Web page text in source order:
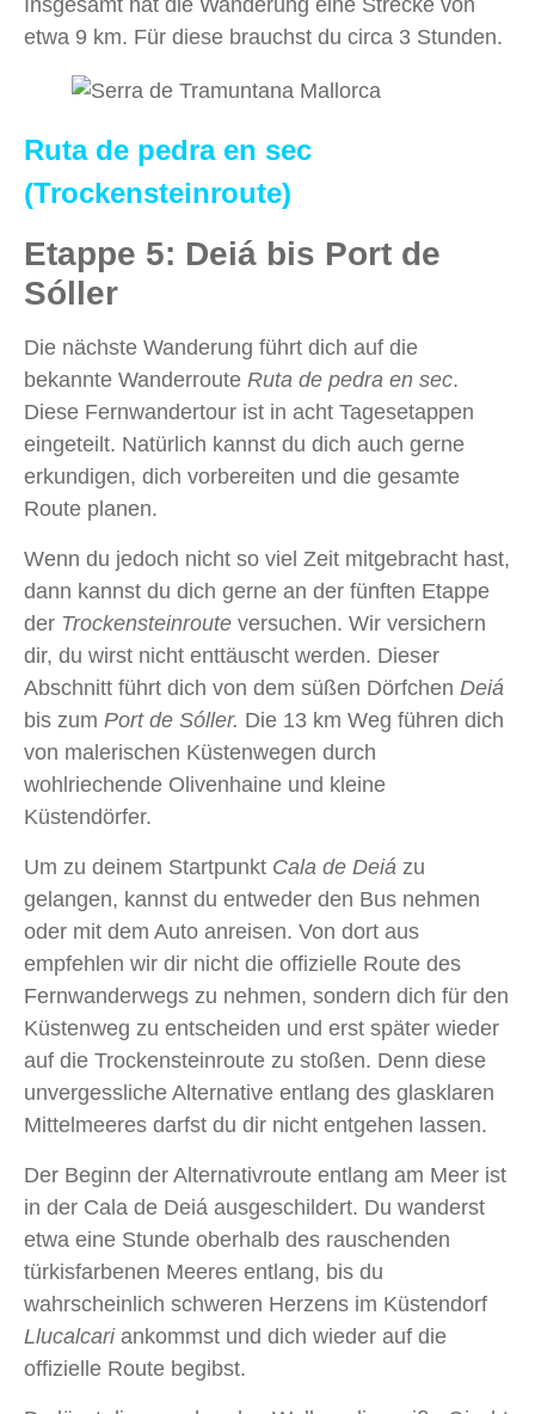
Insgesamt hat die Wanderung eine Strecke von
etwa 9 km. Für diese brauchst du circa 3 Stunden.
Ruta de pedra en sec
(Trockensteinroute)
Etappe 5: Deiá bis Port de
Sóller
Die nächste Wanderung führt dich auf die
bekannte Wanderroute Ruta de pedra en sec.
Diese Fernwandertour ist in acht Tagesetappen
eingeteilt. Natürlich kannst du dich auch gerne
erkundigen, dich vorbereiten und die gesamte
Route planen.
Wenn du jedoch nicht so viel Zeit mitgebracht hast,
dann kannst du dich gerne an der fünften Etappe
der Trockensteinroute versuchen. Wir versichern
dir, du wirst nicht enttäuscht werden. Dieser
Abschnitt führt dich von dem süßen Dörfchen Deiá
bis zum Port de Sóller. Die 13 km Weg führen dich
von malerischen Küstenwegen durch
wohlriechende Olivenhaine und kleine
Küstendörfer.
Um zu deinem Startpunkt Cala de Deiá zu
gelangen, kannst du entweder den Bus nehmen
oder mit dem Auto anreisen. Von dort aus
empfehlen wir dir nicht die offizielle Route des
Fernwanderwegs zu nehmen, sondern dich für den
Küstenweg zu entscheiden und erst später wieder
auf die Trockensteinroute zu stoßen. Denn diese
unvergessliche Alternative entlang des glasklaren
Mittelmeeres darfst du dir nicht entgehen lassen.
Der Beginn der Alternativroute entlang am Meer ist
in der Cala de Deiá ausgeschildert. Du wanderst
etwa eine Stunde oberhalb des rauschenden
türkisfarbenen Meeres entlang, bis du
wahrscheinlich schweren Herzens im Küstendorf
Llucalcariankommst und dich wieder auf die
offizielle Route begibst.